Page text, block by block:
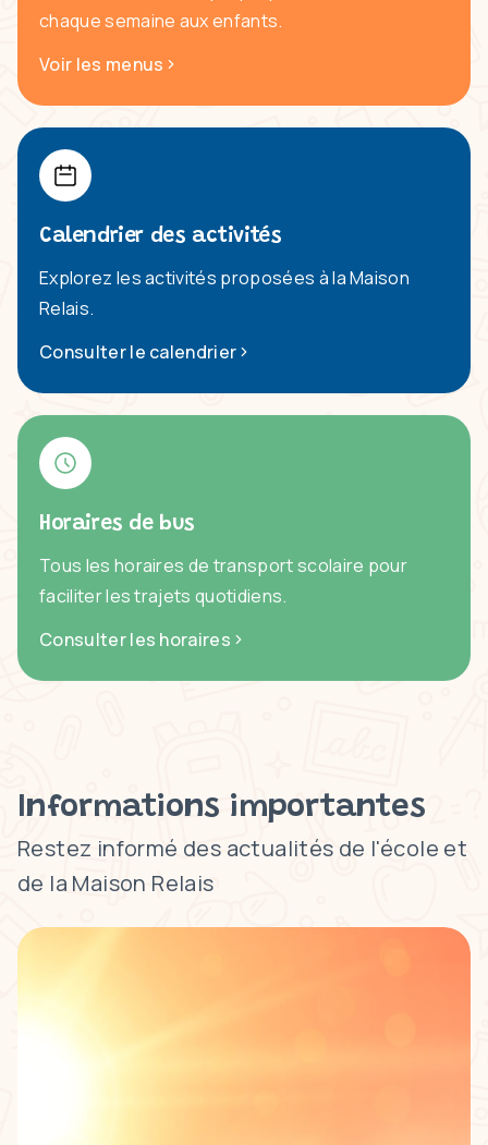
chaque semaine aux enfants.
Voir les menus
Calendrier des activités
Explorez les activités proposées à la Maison
Relais.
Consulter le calendrier
Horaires de bus
Tous les horaires de transport scolaire pour
faciliter les trajets quotidiens.
Consulter les horaires
Informations importantes
Restez informé des actualités de l'école et
de la Maison Relais